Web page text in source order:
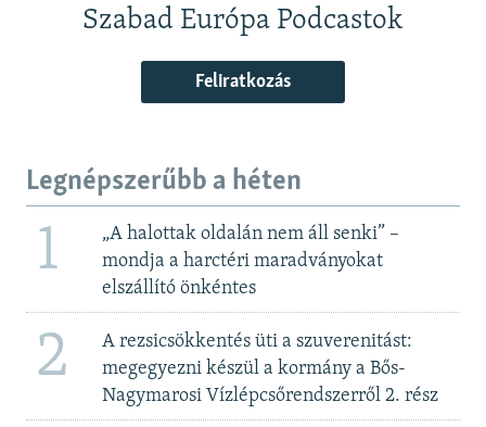
Szabad Európa Podcastok
Feliratkozás
Legnépszerűbb a héten
1
„A halottak oldalán nem áll senki” –
mondja a harctéri maradványokat
elszállító önkéntes
2
A rezsicsökkentés üti a szuverenitást:
megegyezni készül a kormány a Bős-
Nagymarosi Vízlépcsőrendszerről 2. rész